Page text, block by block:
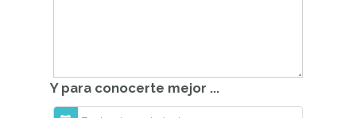
Y para conocerte mejor ...